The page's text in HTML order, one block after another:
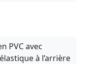
PVC avec
à l’arrière